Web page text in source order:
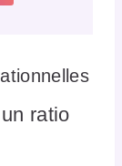
ratio